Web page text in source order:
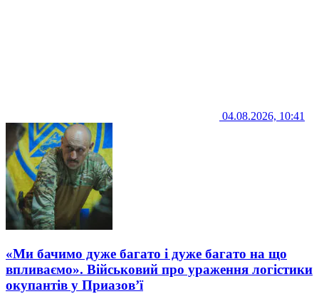
04.08.2026, 10:41
«Ми бачимо дуже багато і дуже багато на що
впливаємо». Військовий про ураження логістики
окупантів у Приазов’ї